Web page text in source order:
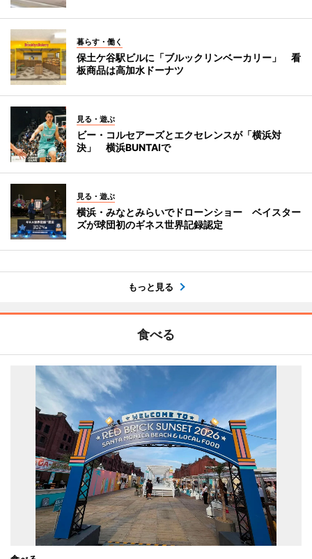
暮らす・働く
保土ケ谷駅ビルに「ブルックリンベーカリー」 看
板商品は高加水ドーナツ
見る・遊ぶ
ビー・コルセアーズとエクセレンスが「横浜対
決」 横浜BUNTAIで
見る・遊ぶ
横浜・みなとみらいでドローンショー ベイスター
ズが球団初のギネス世界記録認定
もっと見る
食べる